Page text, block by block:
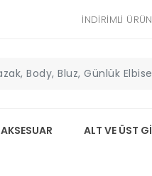
İNDIRIMLI
AKSESUAR ALT VE ÜST